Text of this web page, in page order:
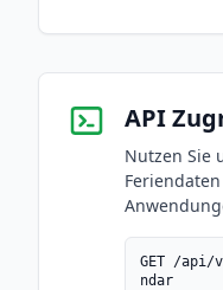
API
Nutzen Sie
GET /
ndar